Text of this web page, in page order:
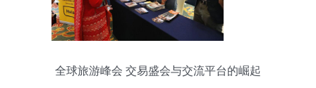
全球旅游峰会 交易盛会与交流平台的崛起